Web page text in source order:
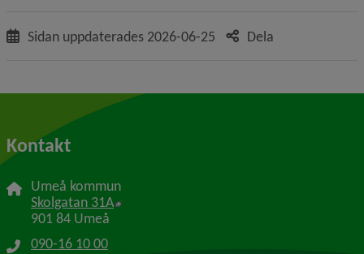
Sidan uppdaterades 2026-06-25 Dela
Kontakt
Umeå kommun
Skolgatan 31A Länk till annan webbplats, öppnas i nytt
901 84 Umeå
090-16 10 00